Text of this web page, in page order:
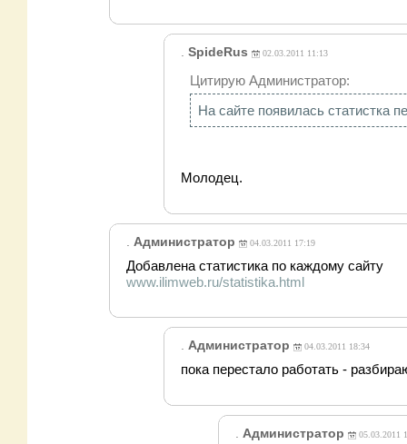
SpideRus 02.03.2011 11:13
Цитирую Администратор:
На сайте появилась статистка
Молодец.
Администратор 04.03.2011 17:19
Добавлена статистика по каждому сайту
www.ilimweb.ru/statistika.html
Администратор 04.03.2011 18:34
пока перестало работать -
Администратор 05.03.2011